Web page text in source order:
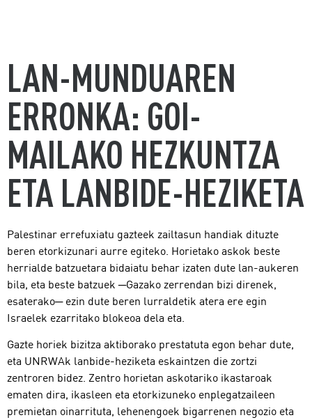
LAN-MUNDUAREN
ERRONKA: GOI-
MAILAKO HEZKUNTZA
ETA LANBIDE-HEZIKETA
Palestinar errefuxiatu gazteek zailtasun handiak dituzte
beren etorkizunari aurre egiteko. Horietako askok beste
herrialde batzuetara bidaiatu behar izaten dute lan-aukeren
bila, eta beste batzuek ─Gazako zerrendan bizi direnek,
esaterako─ ezin dute beren lurraldetik atera ere egin
Israelek ezarritako blokeoa dela eta.
Gazte horiek bizitza aktiborako prestatuta egon behar dute,
eta UNRWAk lanbide-heziketa eskaintzen die zortzi
zentroren bidez. Zentro horietan askotariko ikastaroak
ematen dira, ikasleen eta etorkizuneko enplegatzaileen
premietan oinarrituta, lehenengoek bigarrenen negozio eta